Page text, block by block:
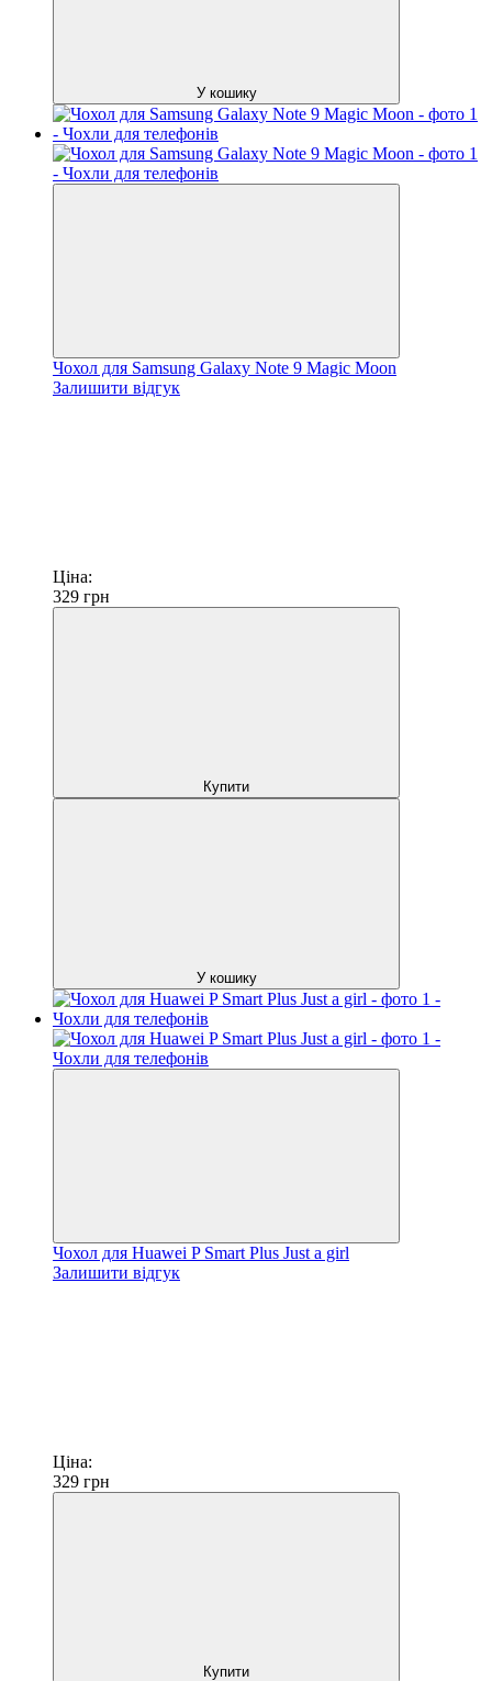
У кошику
Чохол для Samsung Galaxy Note 9 Magic Moon
Залишити відгук
Ціна:
329 грн
Купити
У кошику
Чохол для Huawei P Smart Plus Just a girl
Залишити відгук
Ціна:
329 грн
Купити